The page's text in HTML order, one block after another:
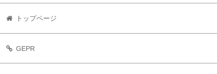
トップページ
GEPR